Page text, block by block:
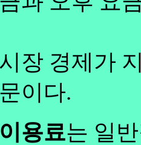
장 경제가
이다.
용료는 일